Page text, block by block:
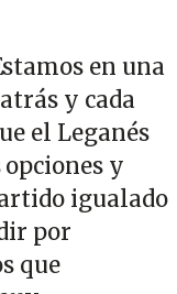
en una
y cada
el Leganés
y
igualado
por
que